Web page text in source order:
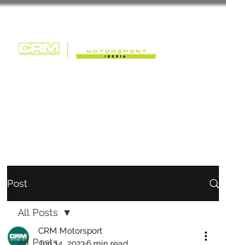
Post
All Posts
All Posts
CRM Motorsport